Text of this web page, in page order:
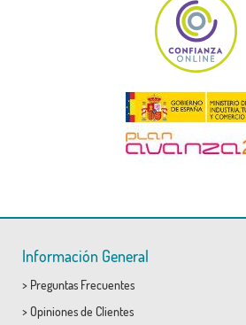
Información General
> Preguntas Frecuentes
> Opiniones de Clientes